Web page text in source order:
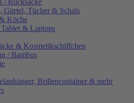
/ Rucksäcke
Gürtel, Tücher & Schals
Köche
& Laptops
& Kosmetikschiffchen
/ Bambus
Brillencontainer & mehr